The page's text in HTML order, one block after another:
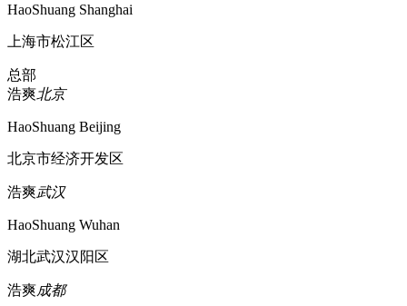
HaoShuang Shanghai
上海市松江区
总部
浩爽北京
HaoShuang Beijing
北京市经济开发区
浩爽武汉
HaoShuang Wuhan
湖北武汉汉阳区
浩爽成都